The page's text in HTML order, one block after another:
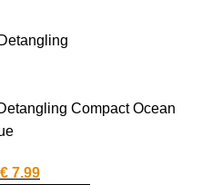
Compact Ocean
Oorspronkelijke
€ 7.99Huidige